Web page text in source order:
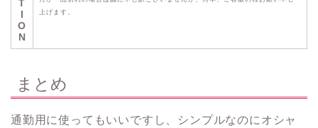
T
I
O
N
上げます。
まとめ
通勤用に使ってもいいですし、シンプルなのにオシャ